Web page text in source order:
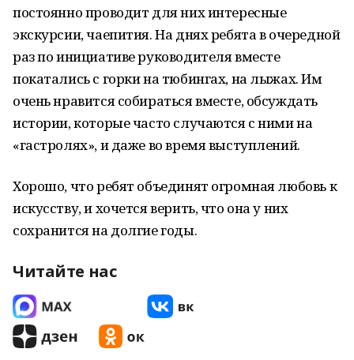
постоянно проводит для них интересные
экскурсии, чаепития. На днях ребята в очередной
раз по инициативе руководителя вместе
покатались с горки на тюбингах, на лыжах. Им
очень нравится собираться вместе, обсуждать
истории, которые часто случаются с ними на
«гастролях», и даже во время выступлений.
Хорошо, что ребят объединят огромная любовь к
искусству, и хочется верить, что она у них
сохранится на долгие годы.
Читайте нас